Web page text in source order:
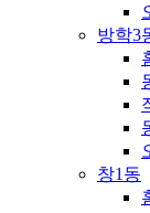
방학3
창1동